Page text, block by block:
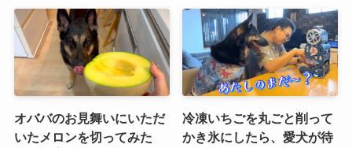
オババのお見舞いにいただ
いたメロンを切ってみた
冷凍いちごを丸ごと削って
かき氷にしたら、愛犬が待